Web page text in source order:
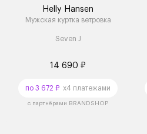
Helly Hansen
Мужская куртка ветровка
Seven J
14 690 ₽
по 3 672 ₽ x4 платежами
с партнёрами BRANDSHOP